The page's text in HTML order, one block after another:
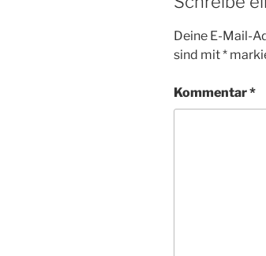
Deine E-Mail-
sind mit*
Kommentar*